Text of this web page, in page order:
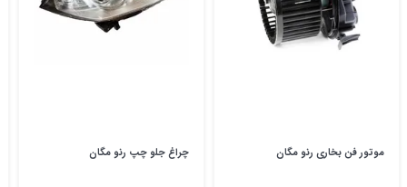
موتور فن بخاری رنو مگان چراغ جلو چپ رنو مگان